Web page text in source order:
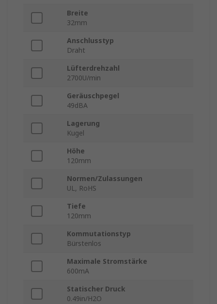
Breite
32mm
Anschlusstyp
Draht
Lüfterdrehzahl
2700U/min
Geräuschpegel
49dBA
Lagerung
Kugel
Höhe
120mm
Normen/Zulassungen
UL, RoHS
Tiefe
120mm
Kommutationstyp
Bürstenlos
Maximale Stromstärke
600mA
Statischer Druck
0.49in/H2O